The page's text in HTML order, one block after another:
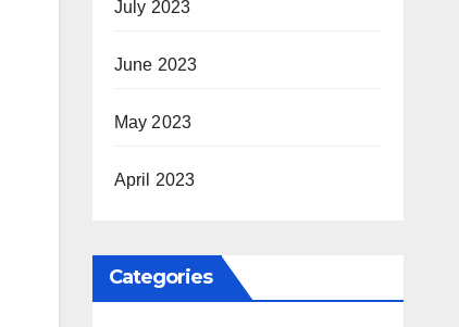
July 2023
June 2023
May 2023
April 2023
Categories